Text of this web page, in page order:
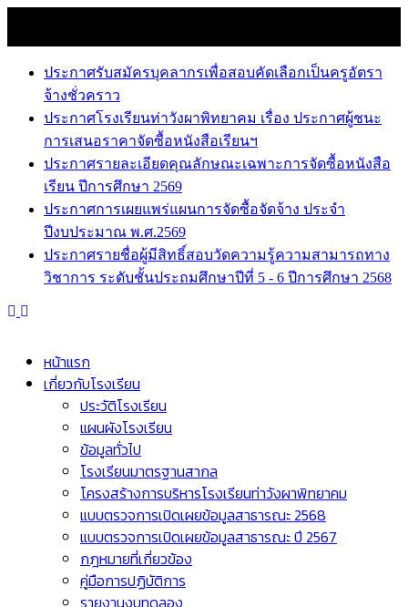
content
ประกาศรับสมัครบุคลากรเพื่อสอบคัดเลือกเป็นครูอัตรา
จ้างชั่วคราว
ประกาศโรงเรียนท่าวังผาพิทยาคม เรื่อง ประกาศผู้ชนะ
การเสนอราคาจัดซื้อหนังสือเรียนฯ
ประกาศรายละเอียดคุณลักษณะเฉพาะการจัดซื้อหนังสือ
เรียน ปีการศึกษา 2569
ประกาศการเผยแพร่แผนการจัดซื้อจัดจ้าง ประจำ
ปีงบประมาณ พ.ศ.2569
ประกาศรายชื่อผู้มีสิทธิ์สอบวัดความรู้ความสามารถทาง
วิชาการ ระดับชั้นประถมศึกษาปีที่ 5 - 6 ปีการศึกษา 2568
หน้าแรก
เกี่ยวกับโรงเรียน
ประวัติโรงเรียน
แผนผังโรงเรียน
ข้อมูลทั่วไป
โรงเรียนมาตรฐานสากล
โครงสร้างการบริหารโรงเรียนท่าวังผาพิทยาคม
แบบตรวจการเปิดเผยข้อมูลสาธารณะ 2568
แบบตรวจการเปิดเผยข้อมูลสาธารณะ ปี 2567
กฎหมายที่เกี่ยวข้อง
คู่มือการปฏิบัติการ
รายงานงบทดลอง